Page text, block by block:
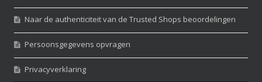
Naar de authenticiteit van de Trusted Shops beoordelingen
Persoonsgegevens opvragen
Privacyverklaring